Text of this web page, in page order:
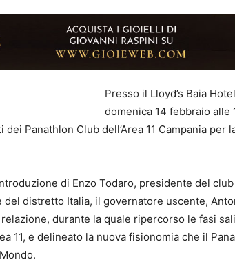
Presso il Lloyd’s Baia
domenica 14 febbraio alle
Panathlon Club dell’Area 11 Campania per
di Enzo Todaro, presidente del
distretto Italia, il governatore uscente,
durante la quale ripercorso le fasi
11, e delineato la nuova fisionomia che il